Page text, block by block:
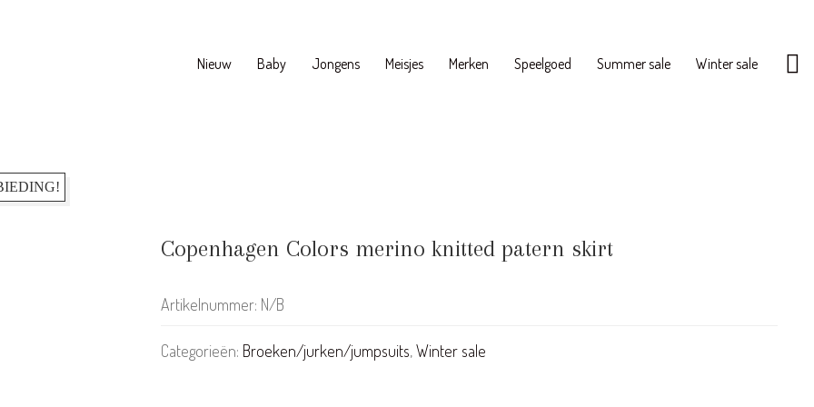
Nieuw Baby Jongens Meisjes Merken Speelgoed Summer sale Winter sale
Copenhagen Colors merino knitted patern skirt
Artikelnummer: N/B
Categorieën: Broeken/jurken/jumpsuits,Winter sale